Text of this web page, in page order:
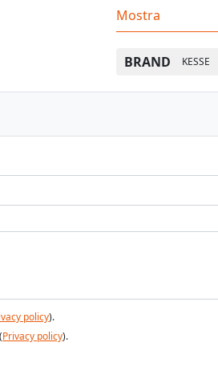
Confezione: 1 pz.
Mostra
BRAND KESSE
policy).
Privacy policy).